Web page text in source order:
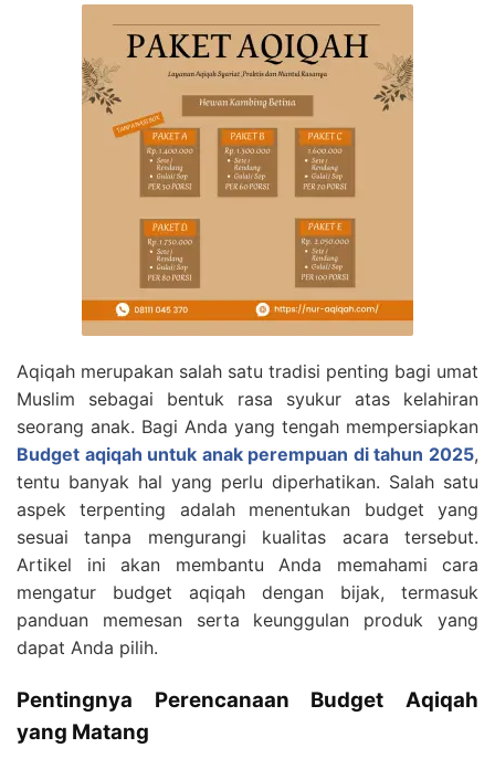
Aqiqah merupakan salah satu tradisi penting bagi umat
Muslim sebagai bentuk rasa syukur atas kelahiran
seorang anak. Bagi Anda yang tengah mempersiapkan
Budget aqiqah untuk anak perempuan di tahun 2025,
tentu banyak hal yang perlu diperhatikan. Salah satu
aspek terpenting adalah menentukan budget yang
sesuai tanpa mengurangi kualitas acara tersebut.
Artikel ini akan membantu Anda memahami cara
mengatur budget aqiqah dengan bijak, termasuk
panduan memesan serta keunggulan produk yang
dapat Anda pilih.
Pentingnya Perencanaan Budget Aqiqah
yang Matang